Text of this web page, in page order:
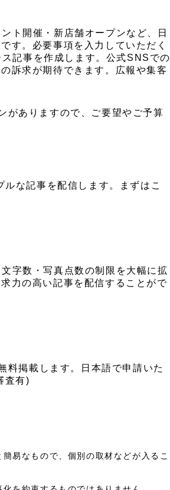
ト開催・新店舗オープンなど、日
す。必要事項を入力していただく
記事を作成します。公式SNSでの
訴求が期待できます。広報や集客
がありますので、ご要望やご予算
な記事を配信します。まずはこ
字数・写真点数の制限を大幅に拡
力の高い記事を配信することがで
掲載します。日本語で申請いた
査有)
易なもので、個別の取材などが入るこ